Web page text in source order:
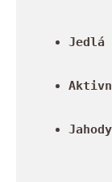
Jedlá